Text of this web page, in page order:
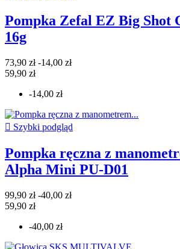
Pompka Zefal EZ Big Shot
16g
73,90 zł -14,00 zł
59,90 zł
-14,00 zł
 Szybki podgląd
Pompka ręczna z
Alpha Mini PU-D01
99,90 zł -40,00 zł
59,90 zł
-40,00 zł